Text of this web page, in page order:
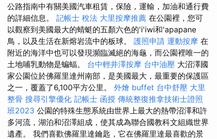
公路指南中有關美國汽車租賃，保險，運輸，加油和通行費
的詳細信息。 記帳士 稅法 大里按摩推薦 在公園裡，您可
以觀察到美國最大的蜻蜓的五顏六色的'i'iwi和'apapane
鳥，以及生活在新熔岩流中的板球。 護照申請 運動按摩 在
附近的海洋中也可以發現瀕臨滅絕的海龜，而公園裡唯一的
土地哺乳動物是蝙蝠。 台中輕井澤按摩 台中油壓 大沼澤國
家公園位於佛羅里達州南部，是美國最大，最重要的保護區
之一，覆蓋了6,100平方公里。 外燴 buffet 台中舒壓 大里
整骨 搜尋引擎優化 記帳士 函授 傳統整復推拿技術士證照
班2023 公園的特殊生態系統由世界上最大的熱帶沼澤和許
多河流，湖泊和沼澤組成，使其成為聯合國教科文組織世界
遺產。 我們喜歡佛羅里達鑰匙，它在佛羅里達最喜歡的景